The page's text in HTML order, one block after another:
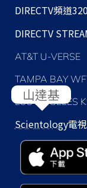
DIRECTV頻道
DIRECTV
AT&T U-VERSE
TAMPA BAY
LOS ANGELES
Scientology電